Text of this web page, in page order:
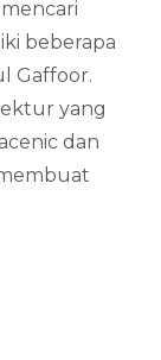
beberapa
Gaffoor.
yang
dan